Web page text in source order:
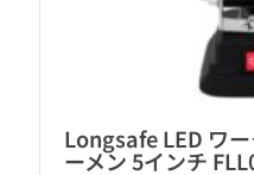
Longsafe LED ワ
ーメン 5インチ